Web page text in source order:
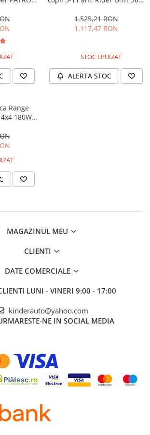
White
1.525,21 RON
1.117,47 RON
STOC EPUIZAT
ALERTA STOC
Range
180W
MAGAZINUL MEU
CLIENTI
DATE COMERCIALE
LUNI - VINERI 9:00 - 17:00
kinderauto@yahoo.com
NE IN SOCIAL MEDIA